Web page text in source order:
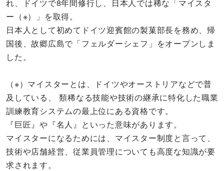
れ、ドイツで8年間修行し、日本人では稀な「マイスタ
ー（※）」を取得。
日本人として初めてドイツ迎賓館の製菓部長を務め、帰
国後、故郷広島で「フェルダーシェフ」をオープンしま
した。
（※）マイスターとは、ドイツやオーストリアなどで普
及している、 類稀なる技能や技術の継承に特化した職業
訓練教育システムの最上位にある資格です。
『巨匠』や『名人』といった意味があります。
マイスターになるためには、マイスター制度と言って、
技術や店舗経営、従業員管理についても高度な知識が要
求されます。